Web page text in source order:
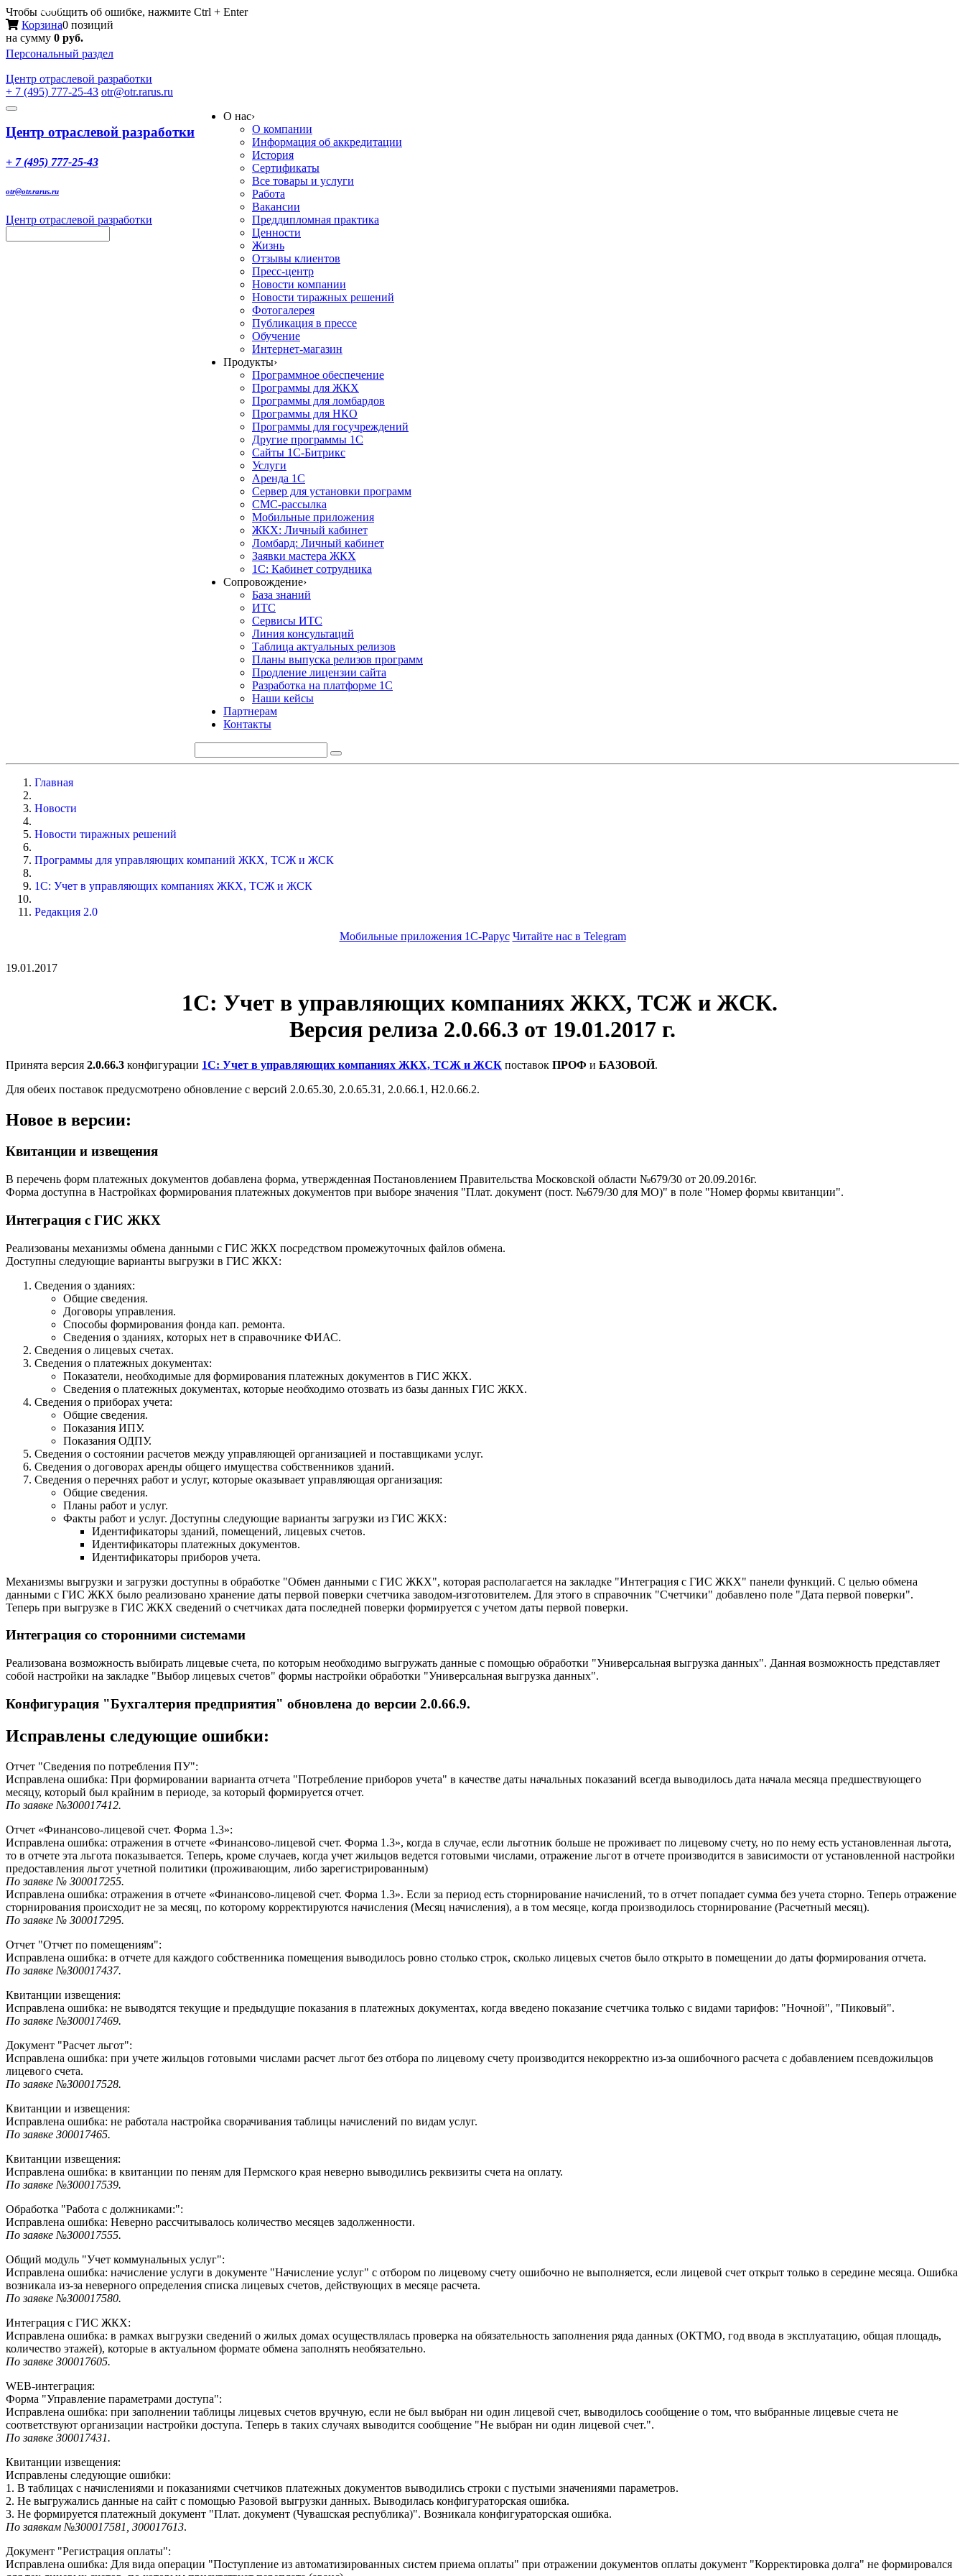
Чтобы сообщить об ошибке, нажмите Ctrl + Enter
Корзина0 позиций
на сумму 0 руб.
Персональный раздел
Центр отраслевой разработки
+ 7 (495) 777-25-43 otr@otr.rarus.ru
Toggle
Меню
Центр отраслевой разработки
+ 7 (495) 777-25-43
otr@otr.rarus.ru
Центр отраслевой разработки
О нас›
О компании
Информация об аккредитации
История
Сертификаты
Все товары и услуги
Работа
Вакансии
Преддипломная практика
Ценности
Жизнь
Отзывы клиентов
Пресс-центр
Новости компании
Новости тиражных решений
Фотогалерея
Публикация в прессе
Обучение
Интернет-магазин
Продукты›
Программное обеспечение
Программы для ЖКХ
Программы для ломбардов
Программы для НКО
Программы для госучреждений
Другие программы 1С
Сайты 1С-Битрикс
Услуги
Аренда 1С
Сервер для установки программ
СМС-рассылка
Мобильные приложения
ЖКХ: Личный кабинет
Ломбард: Личный кабинет
Заявки мастера ЖКХ
1С: Кабинет сотрудника
Сопровождение›
База знаний
ИТС
Сервисы ИТС
Линия консультаций
Таблица актуальных релизов
Планы выпуска релизов программ
Продление лицензии сайта
Разработка на платформе 1С
Наши кейсы
Партнерам
Контакты
Главная
Новости
Новости тиражных решений
Программы для управляющих компаний ЖКХ, ТСЖ и ЖСК
1С: Учет в управляющих компаниях ЖКХ, ТСЖ и ЖСК
Редакция 2.0
Мобильные приложения 1С-Рарус Читайте нас в Telegram
19.01.2017
1С: Учет в управляющих компаниях ЖКХ, ТСЖ и ЖСК.
Версия релиза 2.0.66.3 от 19.01.2017 г.
Принята версия 2.0.66.3 конфигурации 1С: Учет в управляющих компаниях ЖКХ, ТСЖ и ЖСК поставок ПРОФ и БАЗОВОЙ.
Для обеих поставок предусмотрено обновление с версий 2.0.65.30, 2.0.65.31, 2.0.66.1, Н2.0.66.2.
Новое в версии:
Квитанции и извещения
В перечень форм платежных документов добавлена форма, утвержденная Постановлением Правительства Московской области №679/30 от 20.09.2016г.
Форма доступна в Настройках формирования платежных документов при выборе значения "Плат. документ (пост. №679/30 для МО)" в поле "Номер формы квитанции".
Интеграция с ГИС ЖКХ
Реализованы механизмы обмена данными с ГИС ЖКХ посредством промежуточных файлов обмена.
Доступны следующие варианты выгрузки в ГИС ЖКХ:
Сведения о зданиях:
Общие сведения.
Договоры управления.
Способы формирования фонда кап. ремонта.
Сведения о зданиях, которых нет в справочнике ФИАС.
Сведения о лицевых счетах.
Сведения о платежных документах:
Показатели, необходимые для формирования платежных документов в ГИС ЖКХ.
Сведения о платежных документах, которые необходимо отозвать из базы данных ГИС ЖКХ.
Сведения о приборах учета:
Общие сведения.
Показания ИПУ.
Показания ОДПУ.
Сведения о состоянии расчетов между управляющей организацией и поставщиками услуг.
Сведения о договорах аренды общего имущества собственников зданий.
Сведения о перечнях работ и услуг, которые оказывает управляющая организация:
Общие сведения.
Планы работ и услуг.
Факты работ и услуг. Доступны следующие варианты загрузки из ГИС ЖКХ:
Идентификаторы зданий, помещений, лицевых счетов.
Идентификаторы платежных документов.
Идентификаторы приборов учета.
Механизмы выгрузки и загрузки доступны в обработке "Обмен данными с ГИС ЖКХ", которая располагается на закладке "Интеграция с ГИС ЖКХ" панели функций. С целью обмена
данными с ГИС ЖКХ было реализовано хранение даты первой поверки счетчика заводом-изготовителем. Для этого в справочник "Счетчики" добавлено поле "Дата первой поверки".
Теперь при выгрузке в ГИС ЖКХ сведений о счетчиках дата последней поверки формируется с учетом даты первой поверки.
Интеграция со сторонними системами
Реализована возможность выбирать лицевые счета, по которым необходимо выгружать данные с помощью обработки "Универсальная выгрузка данных". Данная возможность представляет
собой настройки на закладке "Выбор лицевых счетов" формы настройки обработки "Универсальная выгрузка данных".
Конфигурация "Бухгалтерия предприятия" обновлена до версии 2.0.66.9.
Исправлены следующие ошибки:
Отчет "Сведения по потребления ПУ":
Исправлена ошибка: При формировании варианта отчета "Потребление приборов учета" в качестве даты начальных показаний всегда выводилось дата начала месяца предшествующего
месяцу, который был крайним в периоде, за который формируется отчет.
По заявке №З00017412.
Отчет «Финансово-лицевой счет. Форма 1.3»:
Исправлена ошибка: отражения в отчете «Финансово-лицевой счет. Форма 1.3», когда в случае, если льготник больше не проживает по лицевому счету, но по нему есть установленная льгота,
то в отчете эта льгота показывается. Теперь, кроме случаев, когда учет жильцов ведется готовыми числами, отражение льгот в отчете производится в зависимости от установленной настройки
предоставления льгот учетной политики (проживающим, либо зарегистрированным)
По заявке № З00017255.
Исправлена ошибка: отражения в отчете «Финансово-лицевой счет. Форма 1.3». Если за период есть сторнирование начислений, то в отчет попадает сумма без учета сторно. Теперь отражение
сторнирования происходит не за месяц, по которому корректируются начисления (Месяц начисления), а в том месяце, когда производилось сторнирование (Расчетный месяц).
По заявке № З00017295.
Отчет "Отчет по помещениям":
Исправлена ошибка: в отчете для каждого собственника помещения выводилось ровно столько строк, сколько лицевых счетов было открыто в помещении до даты формирования отчета.
По заявке №З00017437.
Квитанции извещения:
Исправлена ошибка: не выводятся текущие и предыдущие показания в платежных документах, когда введено показание счетчика только с видами тарифов: "Ночной", "Пиковый".
По заявке №З00017469.
Документ "Расчет льгот":
Исправлена ошибка: при учете жильцов готовыми числами расчет льгот без отбора по лицевому счету производится некорректно из-за ошибочного расчета с добавлением псевдожильцов
лицевого счета.
По заявке №З00017528.
Квитанции и извещения:
Исправлена ошибка: не работала настройка сворачивания таблицы начислений по видам услуг.
По заявке З00017465.
Квитанции извещения:
Исправлена ошибка: в квитанции по пеням для Пермского края неверно выводились реквизиты счета на оплату.
По заявке №З00017539.
Обработка "Работа с должниками:":
Исправлена ошибка: Неверно рассчитывалось количество месяцев задолженности.
По заявке №З00017555.
Общий модуль "Учет коммунальных услуг":
Исправлена ошибка: начисление услуги в документе "Начисление услуг" с отбором по лицевому счету ошибочно не выполняется, если лицевой счет открыт только в середине месяца. Ошибка
возникала из-за неверного определения списка лицевых счетов, действующих в месяце расчета.
По заявке №З00017580.
Интеграция с ГИС ЖКХ:
Исправлена ошибка: в рамках выгрузки сведений о жилых домах осуществлялась проверка на обязательность заполнения ряда данных (ОКТМО, год ввода в эксплуатацию, общая площадь,
количество этажей), которые в актуальном формате обмена заполнять необязательно.
По заявке З00017605.
WEB-интеграция:
Форма "Управление параметрами доступа":
Исправлена ошибка: при заполнении таблицы лицевых счетов вручную, если не был выбран ни один лицевой счет, выводилось сообщение о том, что выбранные лицевые счета не
соответствуют организации настройки доступа. Теперь в таких случаях выводится сообщение "Не выбран ни один лицевой счет.".
По заявке З00017431.
Квитанции извещения:
Исправлены следующие ошибки:
1. В таблицах с начислениями и показаниями счетчиков платежных документов выводились строки с пустыми значениями параметров.
2. Не выгружались данные на сайт с помощью Разовой выгрузки данных. Выводилась конфигураторская ошибка.
3. Не формируется платежный документ "Плат. документ (Чувашская республика)". Возникала конфигураторская ошибка.
По заявкам №З00017581, З00017613.
Документ "Регистрация оплаты":
Исправлена ошибка: Для вида операции "Поступление из автоматизированных систем приема оплаты" при отражении документов оплаты документ "Корректировка долга" не формировался